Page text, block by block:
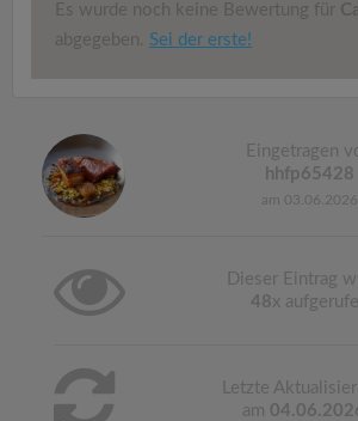
Es wurde noch keine Bewertung für
abgegeben. Sei der erste!
Eingetragen
hhfp65428
am 03.06.2026
Dieser Eintrag
48x
Letzte
am